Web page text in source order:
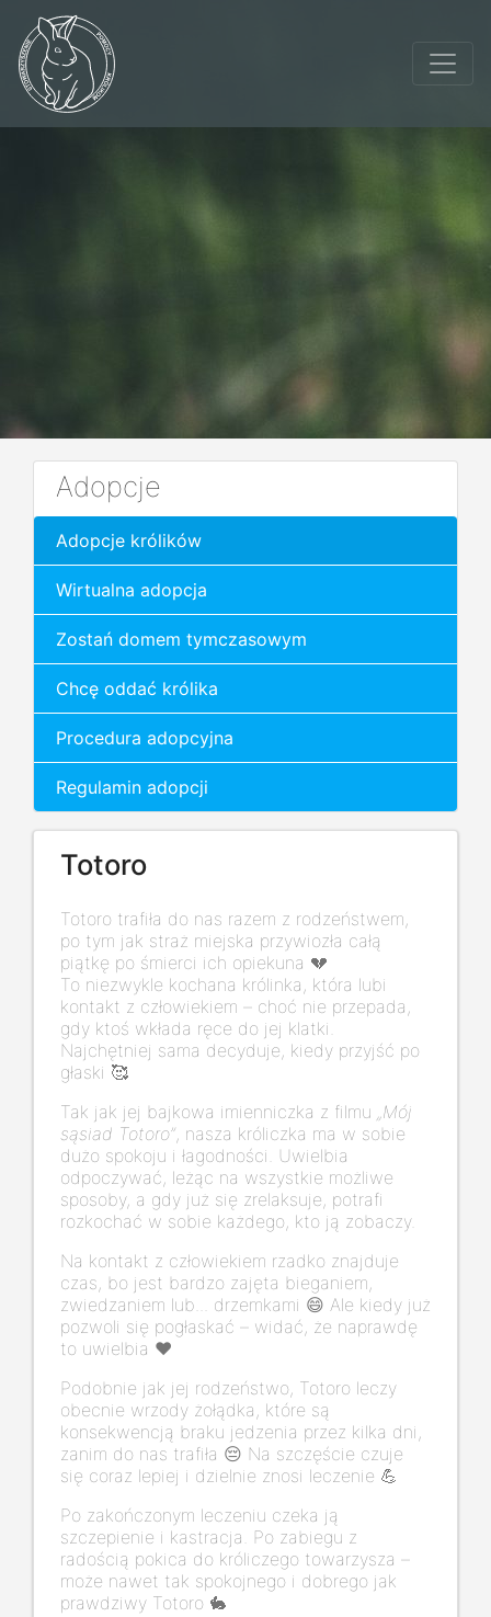
Adopcje
Adopcje królików
Wirtualna adopcja
Zostań domem tymczasowym
Chcę oddać królika
Procedura adopcyjna
Regulamin adopcji
Totoro
Totoro trafiła do nas razem z rodzeństwem,
po tym jak straż miejska przywiozła całą
piątkę po śmierci ich opiekuna 💔
To niezwykle kochana królinka, która lubi
kontakt z człowiekiem – choć nie przepada,
gdy ktoś wkłada ręce do jej klatki.
Najchętniej sama decyduje, kiedy przyjść po
głaski 🥰
Tak jak jej bajkowa imienniczka z filmu „Mój
sąsiad Totoro”, nasza króliczka ma w sobie
dużo spokoju i łagodności. Uwielbia
odpoczywać, leżąc na wszystkie możliwe
sposoby, a gdy już się zrelaksuje, potrafi
rozkochać w sobie każdego, kto ją zobaczy.
Na kontakt z człowiekiem rzadko znajduje
czas, bo jest bardzo zajęta bieganiem,
zwiedzaniem lub... drzemkami 😄 Ale kiedy już
pozwoli się pogłaskać – widać, że naprawdę
to uwielbia ❤️
Podobnie jak jej rodzeństwo, Totoro leczy
obecnie wrzody żołądka, które są
konsekwencją braku jedzenia przez kilka dni,
zanim do nas trafiła 😔 Na szczęście czuje
się coraz lepiej i dzielnie znosi leczenie 💪
Po zakończonym leczeniu czeka ją
szczepienie i kastracja. Po zabiegu z
radością pokica do króliczego towarzysza –
może nawet tak spokojnego i dobrego jak
prawdziwy Totoro 🐇